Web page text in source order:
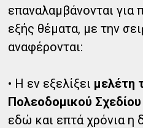
επαναλαμβάνονται
εξής θέματα, με την
αναφέρονται:
• Η εν εξελίξει μελέτη
Πολεοδομικού Σχεδίου
εδώ και επτά χρόνια η